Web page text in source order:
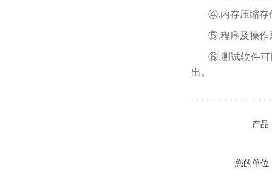
④.内存压缩存
⑤.程序及操作
⑥.测试软件可
出。
产品
您的单位